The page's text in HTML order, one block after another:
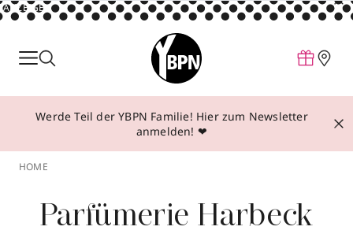
ANZEIGE
Parfum
Make-up
Behandlungen
Über YBPN
Werde Teil der YBPN Familie! Hier zum Newsletter
anmelden! ❤
HOME
Parfümerie Harbeck